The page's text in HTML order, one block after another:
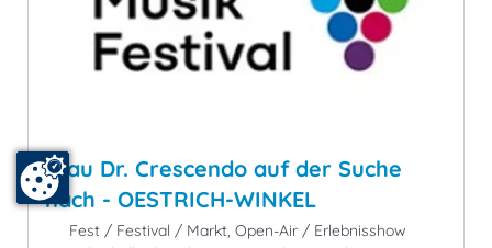
Frau Dr. Crescendo auf der Suche
nach - OESTRICH-WINKEL
Fest / Festival / Markt, Open-Air / Erlebnisshow